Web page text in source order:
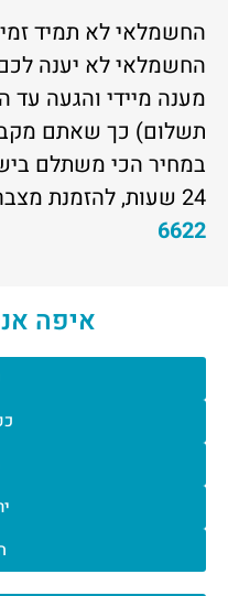
החשמלאי לא תמיד
מענה מיידי והגעה
תשלום) כך שאתם
במחיר הכי משתלם
24 שעות, להזמנת מצברים חייגו כעת:
6622
איפה